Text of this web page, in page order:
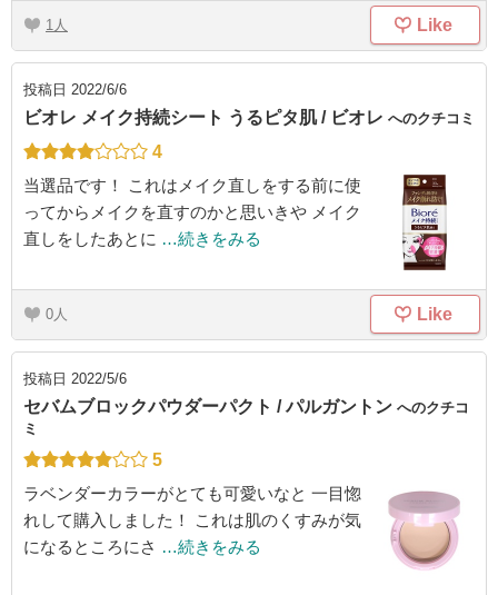
1 Like
投稿日 2022/6/6
ビオレ メイク持続シート うるピタ肌 / ビオレ へのクチコミ
4
当選品です！ これはメイク直しをする前に使
ってからメイクを直すのかと思いきや メイク
直しをしたあとに …続きをみる
0 Like
投稿日 2022/5/6
セバムブロックパウダーパクト / パルガントン へのクチコ
ミ
5
ラベンダーカラーがとても可愛いなと 一目惚
れして購入しました！ これは肌のくすみが気
になるところにさ …続きをみる